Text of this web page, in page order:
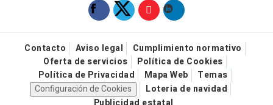
Contacto Aviso legal
Cumplimiento normativo
Oferta de servicios
Política de Cookies
Política de Privacidad
Mapa Web
Temas
Configuración de Cookies
Loteria de navidad